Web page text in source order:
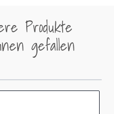
Produkte
gefallen